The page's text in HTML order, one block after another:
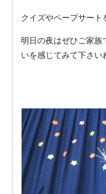
クイズやペープサー
明日の夜はぜひご家族
いを感じてみて下さい